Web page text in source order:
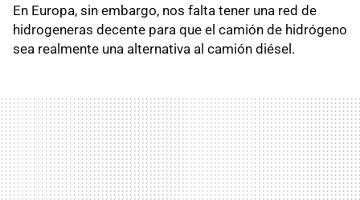
En Europa, sin embargo, nos falta tener una red de
hidrogeneras decente para que el camión de hidrógeno
sea realmente una alternativa al camión diésel.